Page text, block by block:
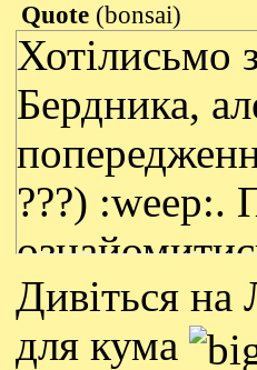
Quote (bonsai)
Хотілисьмо
Бердника,
???) :weep:.
до
Дивіться на
для кума